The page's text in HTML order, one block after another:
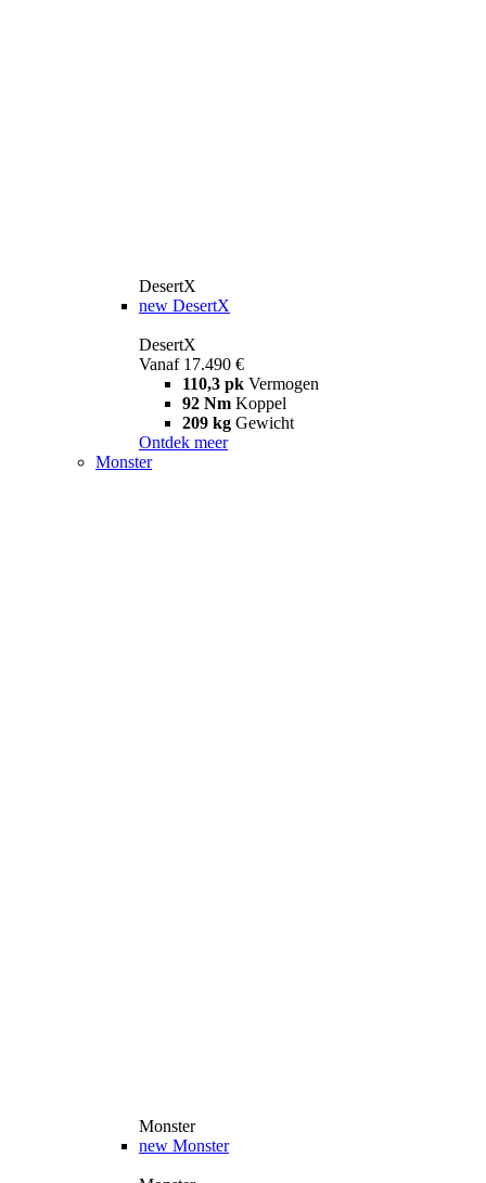
DesertX
new DesertX
DesertX
Vanaf 17.490 €
110,3 pk Vermogen
92 Nm Koppel
209 kg Gewicht
Ontdek meer
Monster
Monster
new Monster